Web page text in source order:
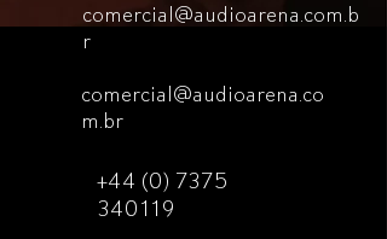
comercial@audioarena.com.b
r
comercial@audioarena.co
m.br
+44 (0) 7375
340119